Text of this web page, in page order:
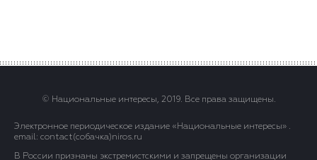
© Национальные интересы, 2019. Все права защищены.
Электронное периодическое издание «Национальные интересы» .
email: contact(сoбaчка)niros.ru
В России признаны экстремистскими и запрещены организации